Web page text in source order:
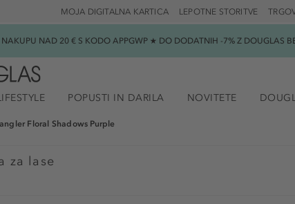
LEPOTNE STORITVE
MOJA DIGITALNA KARTICA
NAD 20 € S KODO APPGWP ★ DO DODATNIH -7% Z DOUGLAS
POPUSTI IN DARILA NOVITETE
Floral Shadows Purple
za lase